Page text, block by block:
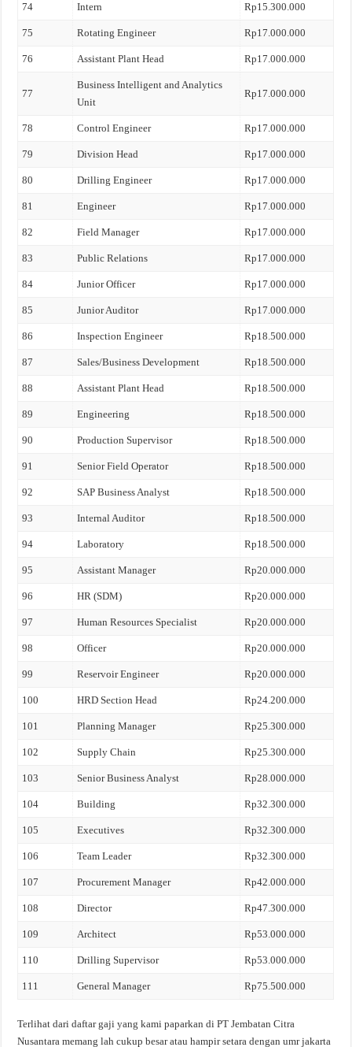
74 Intern Rp15.300.000
75 Rotating Engineer Rp17.000.000
76 Assistant Plant Head Rp17.000.000
77
Business Intelligent and Analytics
Unit
Rp17.000.000
78 Control Engineer Rp17.000.000
79 Division Head Rp17.000.000
80 Drilling Engineer Rp17.000.000
81 Engineer Rp17.000.000
82 Field Manager Rp17.000.000
83 Public Relations Rp17.000.000
84 Junior Officer Rp17.000.000
85 Junior Auditor Rp17.000.000
86 Inspection Engineer Rp18.500.000
87 Sales/Business Development Rp18.500.000
88 Assistant Plant Head Rp18.500.000
89 Engineering Rp18.500.000
90 Production Supervisor Rp18.500.000
91 Senior Field Operator Rp18.500.000
92 SAP Business Analyst Rp18.500.000
93 Internal Auditor Rp18.500.000
94 Laboratory Rp18.500.000
95 Assistant Manager Rp20.000.000
96 HR (SDM) Rp20.000.000
97 Human Resources Specialist Rp20.000.000
98 Officer Rp20.000.000
99 Reservoir Engineer Rp20.000.000
100 HRD Section Head Rp24.200.000
101 Planning Manager Rp25.300.000
102 Supply Chain Rp25.300.000
103 Senior Business Analyst Rp28.000.000
104 Building Rp32.300.000
105 Executives Rp32.300.000
106 Team Leader Rp32.300.000
107 Procurement Manager Rp42.000.000
108 Director Rp47.300.000
109 Architect Rp53.000.000
110 Drilling Supervisor Rp53.000.000
111 General Manager Rp75.500.000
Terlihat dari daftar gaji yang kami paparkan di PT Jembatan Citra
Nusantara memang lah cukup besar atau hampir setara dengan umr jakarta